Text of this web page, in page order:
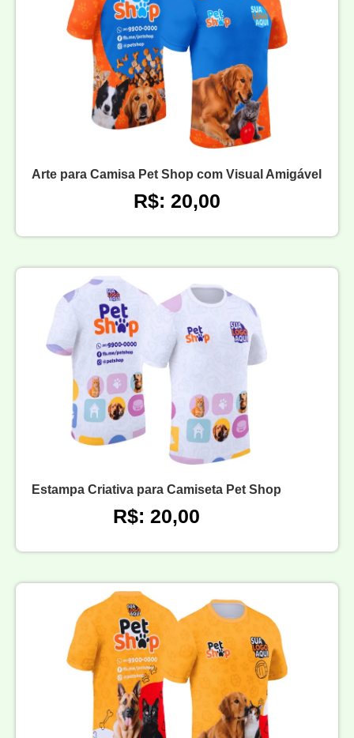
Arte para Camisa Pet Shop com Visual Amigável
R$: 20,00
Estampa Criativa para Camiseta Pet Shop
R$: 20,00